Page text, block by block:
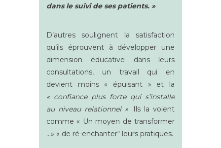
dans le suivi de ses patients. »
D’autres soulignent la satisfaction
qu’ils éprouvent à développer une
dimension éducative dans leurs
consultations, un travail qui en
devient moins « épuisant » et la
« confiance plus forte qui s’installe
au niveau relationnel ». Ils la voient
comme « Un moyen de transformer
…» « de ré-enchanter“ leurs pratiques.